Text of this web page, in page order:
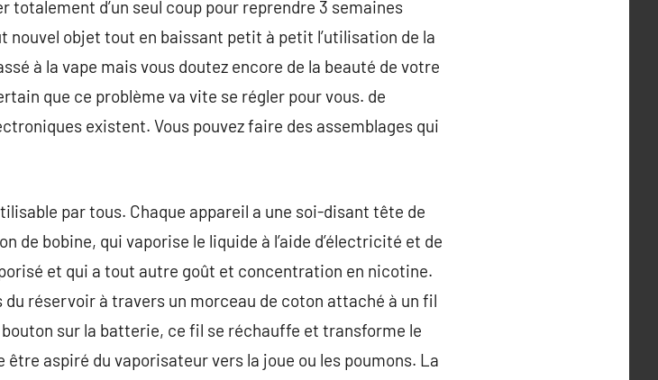
totalement d’un seul coup pour reprendre 3 semaines
nouvel objet tout en baissant petit à petit l’utilisation de la
à la vape mais vous doutez encore de la beauté de votre
que ce problème va vite se régler pour vous. de
existent. Vous pouvez faire des assemblages qui
par tous. Chaque appareil a une soi-disant tête de
de bobine, qui vaporise le liquide à l’aide d’électricité et de
et qui a tout autre goût et concentration en nicotine.
réservoir à travers un morceau de coton attaché à un fil
sur la batterie, ce fil se réchauffe et transforme le
aspiré du vaporisateur vers la joue ou les poumons. La